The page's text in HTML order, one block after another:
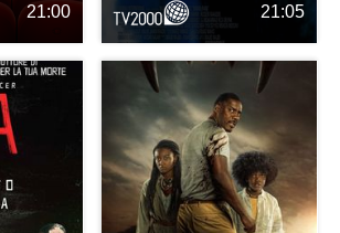
21:00 21:05